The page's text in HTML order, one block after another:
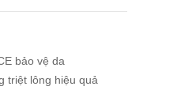
bảo vệ da
triệt lông hiệu quả